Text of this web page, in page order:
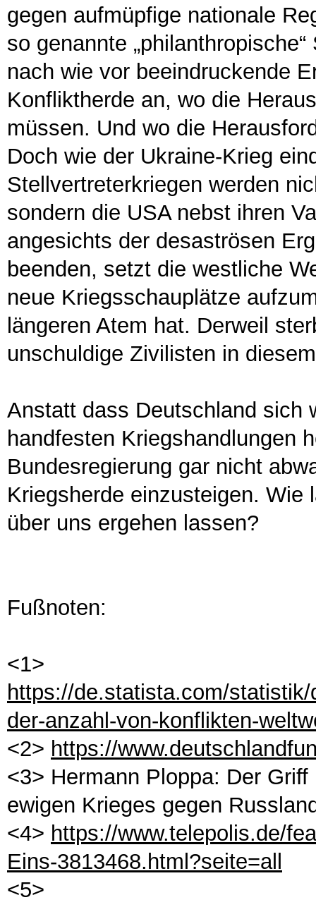
gegen aufmüpfige nationale
so genannte
nach wie vor beeindruckende
Konfliktherde an, wo die
müssen. Und wo die
Doch wie der Ukraine-Krieg
Stellvertreterkriegen werden
sondern die USA nebst ihren
angesichts der desaströsen
beenden, setzt die westliche
neue Kriegsschauplätze
längeren Atem hat. Derweil
unschuldige Zivilisten in
Anstatt dass Deutschland sich
handfesten Kriegshandlungen
Bundesregierung gar nicht
Kriegsherde einzusteigen. Wie
über uns ergehen lassen?
Fußnoten:
<1>
https://de.statista.com/
der-anzahl-von-konflikten-
<2> https://
<3> Hermann Ploppa: Der
ewigen Krieges gegen
<4> https://www.telepolis.de/
Eins-3813468.html?seite=all
<5>